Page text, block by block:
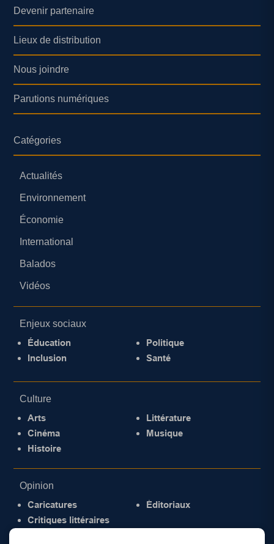
Devenir partenaire
Lieux de distribution
Nous joindre
Parutions numériques
Catégories
Actualités
Environnement
Économie
International
Balados
Vidéos
Enjeux sociaux
Éducation
Inclusion
Politique
Santé
Culture
Arts
Cinéma
Histoire
Littérature
Musique
Opinion
Caricatures
Critiques littéraires
Éditoriaux